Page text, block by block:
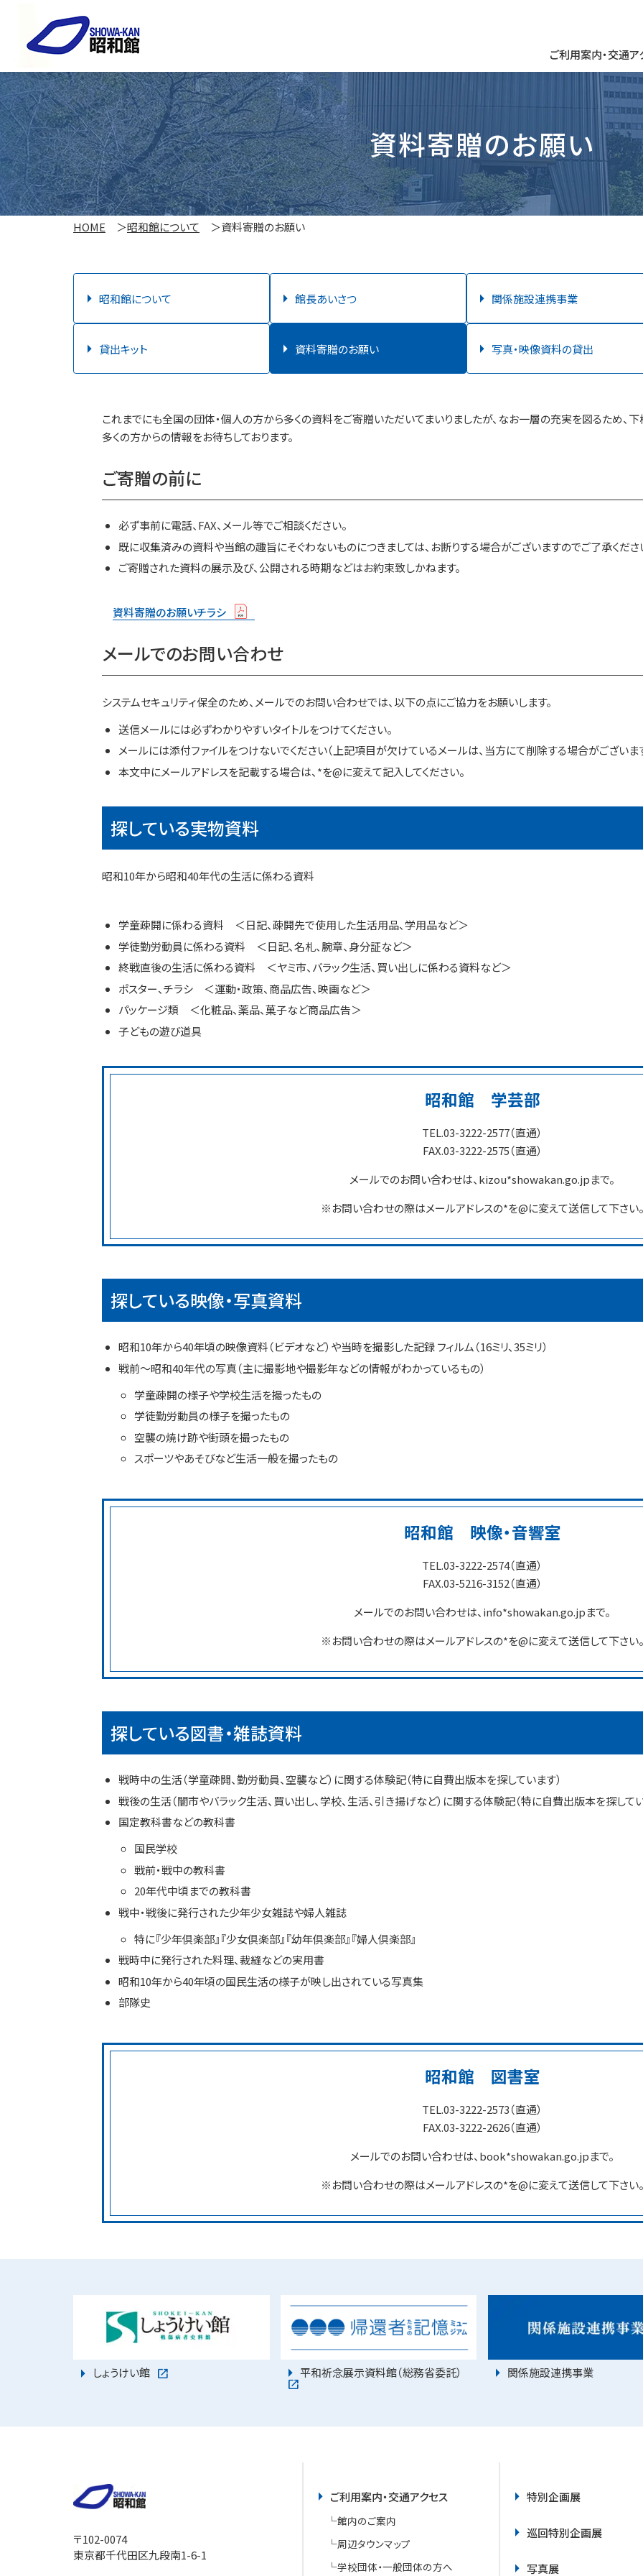
ご利用案内・交通ア
館内のご案内
周辺タウンマップ
学校団体・一般団
HOME
館長あいさつ
関連施設
資料寄贈のお願い
「次世代の語り部」講話
イベント情報
お知らせ一覧
資料寄贈のお願い
HOME 昭和館について 資料寄贈のお願い
昭和館について 館長あいさつ 関係施設連携事業
貸出キット 資料寄贈のお願い 写真・映像資料の貸出
これまでにも全国の団体・個人の方から多くの資料をご寄贈いただいてまいりましたが、なお一層の充実を図るため、
多くの方からの情報をお待ちしております。
ご寄贈の前に
必ず事前に電話、FAX、メール等でご相談ください。
既に収集済みの資料や当館の趣旨にそぐわないものにつきましては、お断りする場合がございますのでご了承くださ
ご寄贈された資料の展示及び、公開される時期などはお約束致しかねます。
資料寄贈のお願いチラシ
メールでのお問い合わせ
システムセキュリティ保全のため、メールでのお問い合わせでは、以下の点にご協力をお願いします。
送信メールには必ずわかりやすいタイトルをつけてください。
メールには添付ファイルをつけないでください（上記項目が欠けているメールは、当方にて削除する場合がございま
本文中にメールアドレスを記載する場合は、*を@に変えて記入してください。
探している実物資料
昭和10年から昭和40年代の生活に係わる資料
学童疎開に係わる資料 ＜日記、疎開先で使用した生活用品、学用品など＞
学徒勤労動員に係わる資料 ＜日記、名札、腕章、身分証など＞
終戦直後の生活に係わる資料 ＜ヤミ市、バラック生活、買い出しに係わる資料など＞
ポスター、チラシ ＜運動・政策、商品広告、映画など＞
パッケージ類 ＜化粧品、薬品、菓子など商品広告＞
子どもの遊び道具
昭和館 学芸部
TEL.03-3222-2577（直通）
FAX.03-3222-2575（直通）
メールでのお問い合わせは、kizou*showakan.go.jpまで。
※お問い合わせの際はメールアドレスの*を@に変えて送信して下さい
探している映像・写真資料
昭和10年から40年頃の映像資料（ビデオなど）や当時を撮影した記録 フィルム（16ミリ、35ミリ）
戦前～昭和40年代の写真（主に撮影地や撮影年などの情報がわかっているもの）
学童疎開の様子や学校生活を撮ったもの
学徒勤労動員の様子を撮ったもの
空襲の焼け跡や街頭を撮ったもの
スポーツやあそびなど生活一般を撮ったもの
昭和館 映像・音響室
TEL.03-3222-2574（直通）
FAX.03-5216-3152（直通）
メールでのお問い合わせは、info*showakan.go.jpまで。
※お問い合わせの際はメールアドレスの*を@に変えて送信して下さい
探している図書・雑誌資料
戦時中の生活（学童疎開、勤労動員、空襲など）に関する体験記（特に自費出版本を探しています）
戦後の生活（闇市やバラック生活、買い出し、学校、生活、引き揚げなど）に関する体験記（特に自費出版本を探して
国定教科書などの教科書
国民学校
戦前・戦中の教科書
20年代中頃までの教科書
戦中・戦後に発行された少年少女雑誌や婦人雑誌
特に『少年倶楽部』『少女倶楽部』『幼年倶楽部』『婦人倶楽部』
戦時中に発行された料理、裁縫などの実用書
昭和10年から40年頃の国民生活の様子が映し出されている写真集
部隊史
昭和館 図書室
TEL.03-3222-2573（直通）
FAX.03-3222-2626（直通）
メールでのお問い合わせは、book*showakan.go.jpまで。
※お問い合わせの際はメールアドレスの*を@に変えて送信して下さい
しょうけい館 平和祈念展示資料館（総務省委託） 関係施設連携事業
〒102-0074
東京都千代田区九段南1-6-1
ご利用案内・交通アクセス
館内のご案内
周辺タウンマップ
学校団体・一般団体の方へ
特別企画展
巡回特別企画展
写真展